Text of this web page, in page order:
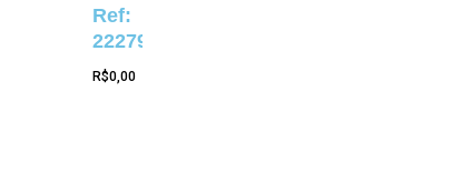
Ref:
22279
R$0,00